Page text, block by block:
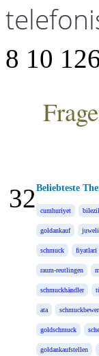
8 10
Beliebteste
cumhuriyet
goldankauf
schmuck fiyatlari
raum-reutlingen
schmuckhändler
ata
goldschmuck
goldankaufstellen
32